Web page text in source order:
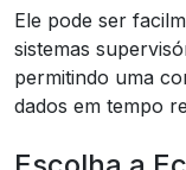
Ele pode ser
sistemas
permitindo uma
dados em tempo